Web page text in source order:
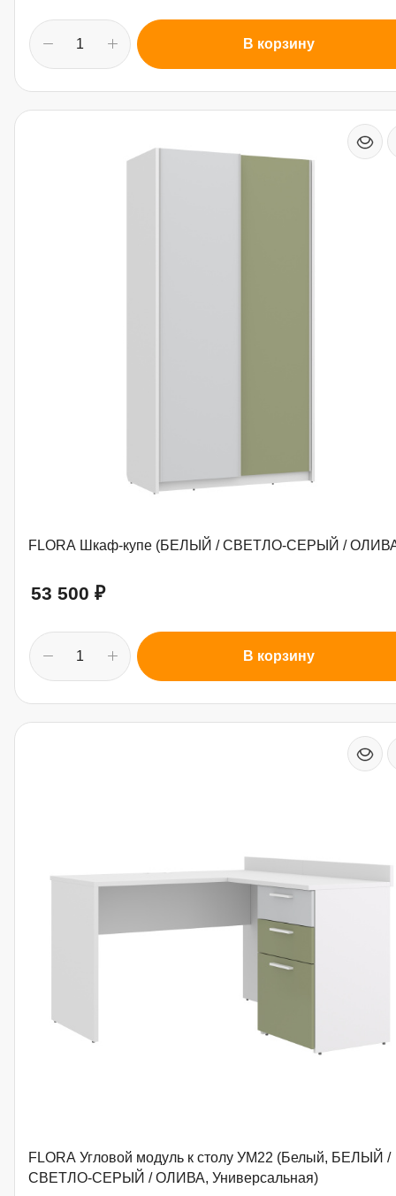
В корзину
FLORA Шкаф-купе (БЕЛЫЙ / СВЕТЛО-СЕРЫЙ /
53 500 ₽
В корзину
FLORA Угловой модуль к столу УМ22 (Белый, БЕЛЫЙ /
СВЕТЛО-СЕРЫЙ / ОЛИВА, Универсальная)